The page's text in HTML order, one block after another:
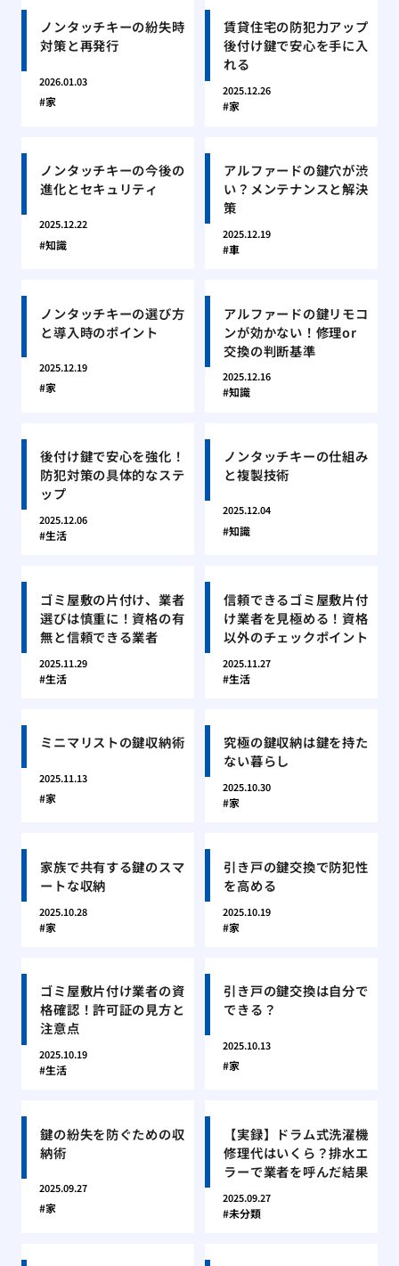
ノンタッチキーの紛失時
対策と再発行
2026.01.03
家
賃貸住宅の防犯力アップ
後付け鍵で安心を手に入
れる
2025.12.26
家
ノンタッチキーの今後の
進化とセキュリティ
2025.12.22
知識
アルファードの鍵穴が渋
い？メンテナンスと解決
策
2025.12.19
車
ノンタッチキーの選び方
と導入時のポイント
2025.12.19
家
アルファードの鍵リモコ
ンが効かない！修理or
交換の判断基準
2025.12.16
知識
後付け鍵で安心を強化！
防犯対策の具体的なステ
ップ
2025.12.06
生活
ノンタッチキーの仕組み
と複製技術
2025.12.04
知識
ゴミ屋敷の片付け、業者
選びは慎重に！資格の有
無と信頼できる業者
2025.11.29
生活
信頼できるゴミ屋敷片付
け業者を見極める！資格
以外のチェックポイント
2025.11.27
生活
ミニマリストの鍵収納術
2025.11.13
家
究極の鍵収納は鍵を持た
ない暮らし
2025.10.30
家
家族で共有する鍵のスマ
ートな収納
2025.10.28
家
引き戸の鍵交換で防犯性
を高める
2025.10.19
家
ゴミ屋敷片付け業者の資
格確認！許可証の見方と
注意点
2025.10.19
生活
引き戸の鍵交換は自分で
できる？
2025.10.13
家
鍵の紛失を防ぐための収
納術
2025.09.27
家
【実録】ドラム式洗濯機
修理代はいくら？排水エ
ラーで業者を呼んだ結果
2025.09.27
未分類